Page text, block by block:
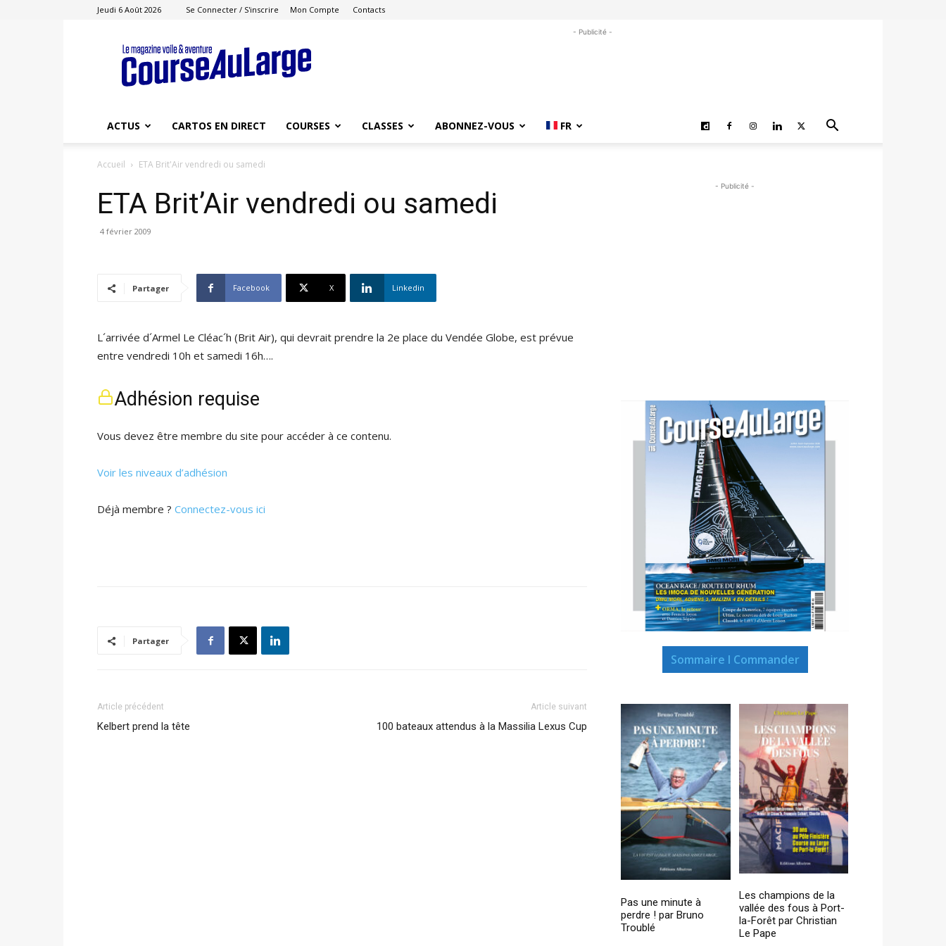
Jeudi 6 Août 2026 Se Connecter / S'inscrire Mon Compte Contacts
Course
au
Large
- Publicité -
ACTUS CARTOS EN DIRECT COURSES CLASSES ABONNEZ-VOUS FR
Accueil ETA Brit'Air vendredi ou samedi
ETA Brit’Air vendredi ou samedi
4 février 2009
Partager Facebook X Linkedin
L´arrivée d´Armel Le Cléac´h (Brit Air), qui devrait prendre la 2e place du Vendée Globe, est prévue
entre vendredi 10h et samedi 16h….
Adhésion requise
Vous devez être membre du site pour accéder à ce contenu.
Voir les niveaux d’adhésion
Déjà membre ? Connectez-vous ici
Partager
Article précédent
Kelbert prend la tête
Article suivant
100 bateaux attendus à la Massilia Lexus Cup
- Publicité -
Sommaire I Commander
Pas une minute à
perdre ! par Bruno
Troublé
Les champions de la
vallée des fous à Port-
la-Forêt par Christian
Le Pape